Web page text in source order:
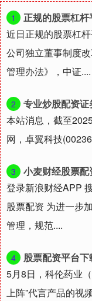
1
正规的股票杠杆平台 中
近日正规的股票杠
公司独立董事制度
管理办法》，中证....
2
专业炒股配资证券配资网
本站消息，截至
网，卓翼科技
3
小麦财经股票配资 财政部、中国证监会
登录新浪财经APP
股票配资 为进一步
管理，规范....
4
股票配资平台下载
5月8日，科伦药业
上阵”代言产品的